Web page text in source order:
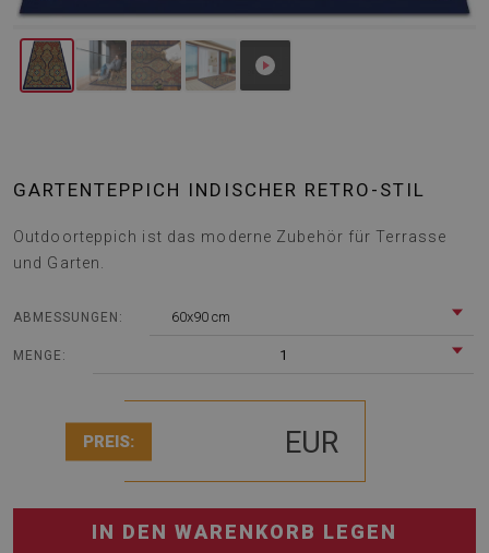
GARTENTEPPICH INDISCHER RETRO-STIL
Outdoorteppich ist das moderne Zubehör für Terrasse
und Garten.
ABMESSUNGEN: 60x90 cm
MENGE: 1
PREIS: EUR
IN DEN WARENKORB LEGEN